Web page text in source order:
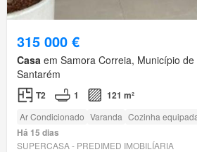
315 000 €
Casa em Samora Correia, Município
Santarém
T2 1 121 m²
Ar Condicionado Varanda Cozinha
Há 15 dias
SUPERCASA - PREDIMED IMOBILÍARIA